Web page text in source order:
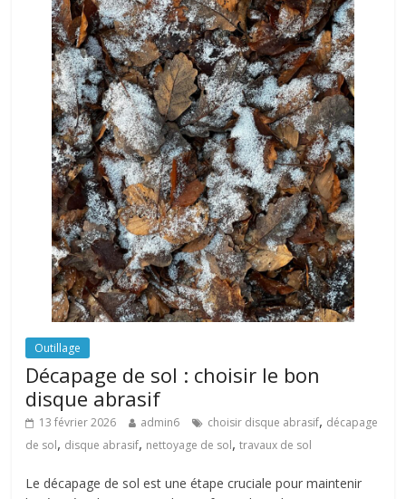
Outillage
Décapage de sol : choisir le bon
disque abrasif
13 février 2026 admin6 choisir disque abrasif, décapage
de sol, disque abrasif, nettoyage de sol,travaux de sol
Le décapage de sol est une étape cruciale pour maintenir